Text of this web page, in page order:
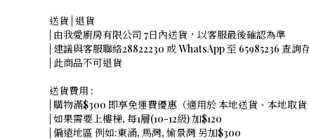
送貨 | 退貨
| 由我愛廚房有限公司 7日內送貨，以客服最後確認為準
| 建議與客服聯絡28822230 或 WhatsApp 至 65985236 查詢
| 此商品不可退貨
送貨費用 :
| 購物滿$300 即享免運費優惠（適用於 本地送貨、本地取
| 如果需要上樓梯, 每1層(10-12級) 加$120
| 偏遠地區 例如:東涌, 馬灣, 愉景灣 另加$300